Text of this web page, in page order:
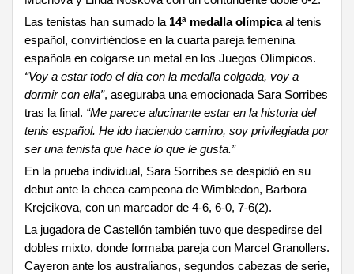
Las tenistas han sumado la 14ª medalla olímpicaal tenis
español, convirtiéndose en la cuarta pareja femenina
española en colgarse un metal en los Juegos Olímpicos.
“Voy a estar todo el día con la medalla colgada, voy a
dormir con ella”, aseguraba una emocionada Sara Sorribes
tras la final. “Me parece alucinante estar en la historia del
tenis español. He ido haciendo camino, soy privilegiada por
ser una tenista que hace lo que le gusta.”
En la prueba individual, Sara Sorribes se despidió en su
debut ante la checa campeona de Wimbledon, Barbora
Krejcikova, con un marcador de 4-6, 6-0, 7-6(2).
La jugadora de Castellón también tuvo que despedirse del
dobles mixto, donde formaba pareja con Marcel Granollers.
Cayeron ante los australianos, segundos cabezas de serie,